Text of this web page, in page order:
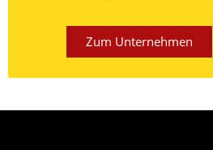
Zum Unternehmen